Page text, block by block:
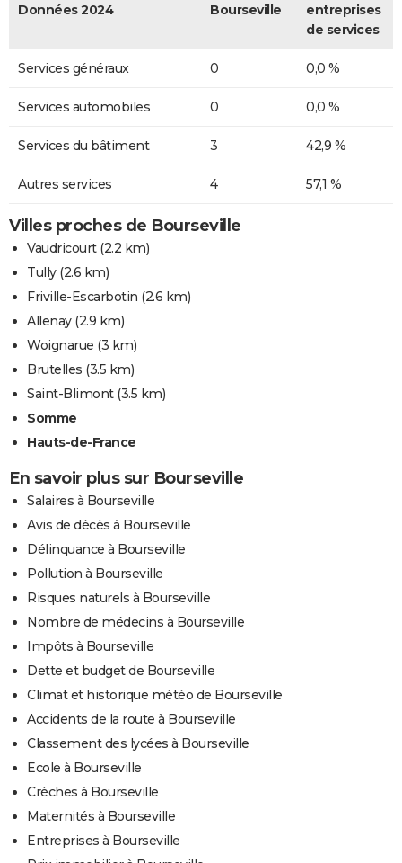
Données 2024 Bourseville
entreprises
de services
Services généraux 0 0,0 %
Services automobiles 0 0,0 %
Services du bâtiment 3 42,9 %
Autres services 4 57,1 %
Villes proches de Bourseville
Vaudricourt(2.2 km)
Tully(2.6 km)
Friville-Escarbotin (2.6 km)
Allenay(2.9 km)
Woignarue (3 km)
Brutelles (3.5 km)
Saint-Blimont(3.5 km)
Somme
Hauts-de-France
En savoir plus sur Bourseville
Salaires à Bourseville
Avis de décès à Bourseville
Délinquance à Bourseville
Pollution à Bourseville
Risques naturels à Bourseville
Nombre de médecins à Bourseville
Impôts à Bourseville
Dette et budget de Bourseville
Climat et historique météo de Bourseville
Accidents de la route à Bourseville
Classement des lycées à Bourseville
Ecole à Bourseville
Crèches à Bourseville
Maternités à Bourseville
Entreprises à Bourseville